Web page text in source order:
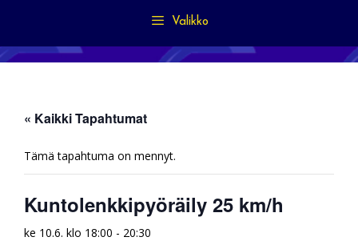
Valikko
« Kaikki Tapahtumat
Tämä tapahtuma on mennyt.
Kuntolenkkipyöräily 25 km/h
ke 10.6. klo 18:00 - 20:30